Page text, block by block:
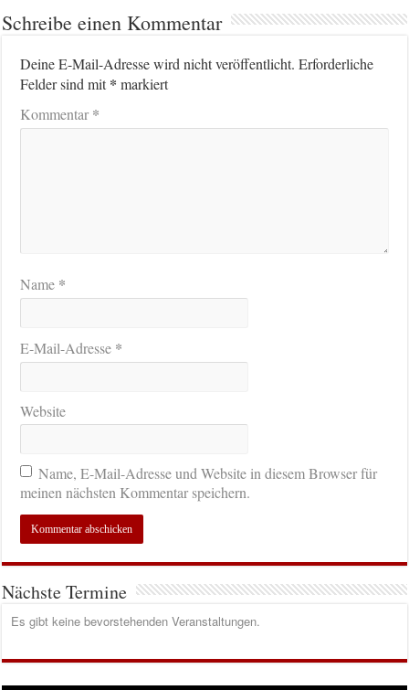
Schreibe einen Kommentar
Deine E-Mail-Adresse wird nicht veröffentlicht. Erforderliche
Felder sind mit* markiert
Kommentar*
Name *
E-Mail-Adresse *
Website
Name, E-Mail-Adresse und Website in diesem Browser für
meinen nächsten Kommentar speichern.
Nächste Termine
Es gibt keine bevorstehenden Veranstaltungen.